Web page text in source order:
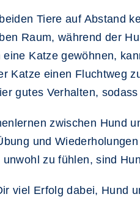
Tiere auf Abstand
Raum, während der
eine Katze gewöhnen,
Katze einen Fluchtweg
gutes Verhalten,
zwischen Hund
und
zu fühlen, sind
viel Erfolg dabei, Hund